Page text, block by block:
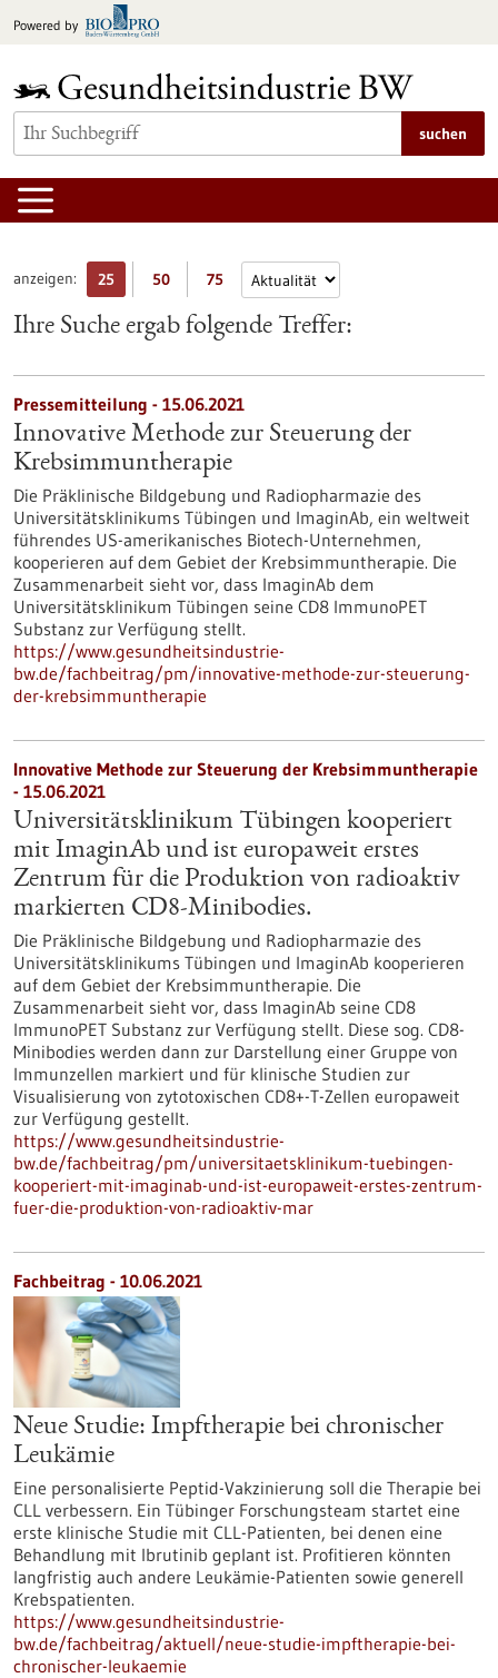
Inhalt
Powered by
suchen
anzeigen: 25 50 75
Ihre Suche ergab folgende Treffer:
Pressemitteilung - 15.06.2021
Innovative Methode zur Steuerung der
Krebsimmuntherapie
Die Präklinische Bildgebung und Radiopharmazie des
Universitätsklinikums Tübingen und ImaginAb, ein weltweit
führendes US-amerikanisches Biotech-Unternehmen,
kooperieren auf dem Gebiet der Krebsimmuntherapie. Die
Zusammenarbeit sieht vor, dass ImaginAb dem
Universitätsklinikum Tübingen seine CD8 ImmunoPET
Substanz zur Verfügung stellt.
https://www.gesundheitsindustrie-
bw.de/fachbeitrag/pm/innovative-methode-zur-steuerung-
der-krebsimmuntherapie
Innovative Methode zur Steuerung der Krebsimmuntherapie
- 15.06.2021
Universitätsklinikum Tübingen kooperiert
mit ImaginAb und ist europaweit erstes
Zentrum für die Produktion von radioaktiv
markierten CD8-Minibodies.
Die Präklinische Bildgebung und Radiopharmazie des
Universitätsklinikums Tübingen und ImaginAb kooperieren
auf dem Gebiet der Krebsimmuntherapie. Die
Zusammenarbeit sieht vor, dass ImaginAb seine CD8
ImmunoPET Substanz zur Verfügung stellt. Diese sog. CD8-
Minibodies werden dann zur Darstellung einer Gruppe von
Immunzellen markiert und für klinische Studien zur
Visualisierung von zytotoxischen CD8+-T-Zellen europaweit
zur Verfügung gestellt.
https://www.gesundheitsindustrie-
bw.de/fachbeitrag/pm/universitaetsklinikum-tuebingen-
kooperiert-mit-imaginab-und-ist-europaweit-erstes-zentrum-
fuer-die-produktion-von-radioaktiv-mar
Fachbeitrag - 10.06.2021
Neue Studie: Impftherapie bei chronischer
Leukämie
Eine personalisierte Peptid-Vakzinierung soll die Therapie bei
CLL verbessern. Ein Tübinger Forschungsteam startet eine
erste klinische Studie mit CLL-Patienten, bei denen eine
Behandlung mit Ibrutinib geplant ist. Profitieren könnten
langfristig auch andere Leukämie-Patienten sowie generell
Krebspatienten.
https://www.gesundheitsindustrie-
bw.de/fachbeitrag/aktuell/neue-studie-impftherapie-bei-
chronischer-leukaemie